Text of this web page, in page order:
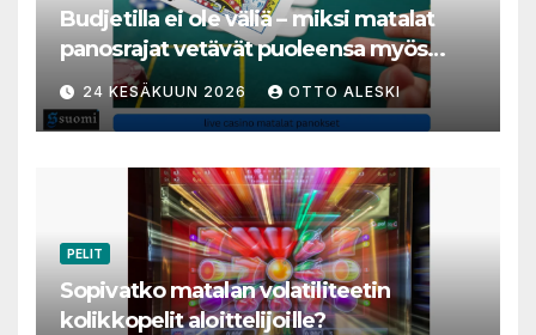
Budjetilla ei ole väliä – miksi matalat
panosrajat vetävät puoleensa myös
varakkaita harrastajia
24 KESÄKUUN 2026 OTTO ALESKI
PELIT
Sopivatko matalan volatiliteetin
kolikkopelit aloittelijoille?